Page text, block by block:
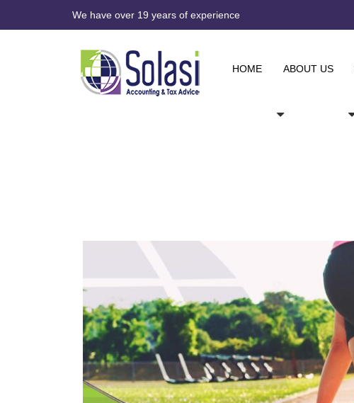
We have over 19 years of experience
HOME ABOUT US